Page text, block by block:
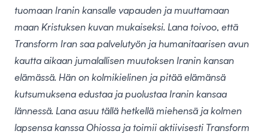
tuomaan Iranin kansalle vapauden ja muuttamaan
maan Kristuksen kuvan mukaiseksi. Lana toivoo, että
Transform Iran saa palvelutyön ja humanitaarisen avun
kautta aikaan jumalallisen muutoksen Iranin kansan
elämässä. Hän on kolmikielinen ja pitää elämänsä
kutsumuksena edustaa ja puolustaa Iranin kansaa
lännessä. Lana asuu tällä hetkellä miehensä ja kolmen
lapsensa kanssa Ohiossa ja toimii aktiivisesti Transform